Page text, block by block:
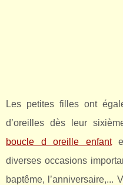
Les petites filles ont
d’oreilles dès leur
boucle d oreille enfant
diverses occasions
baptême, l’anniversaire,...